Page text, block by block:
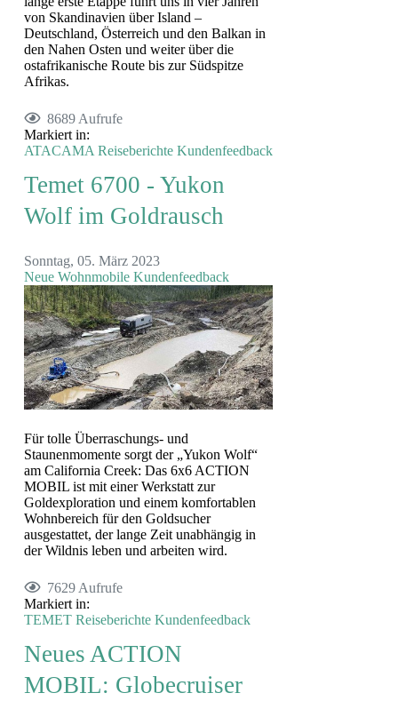
von Skandinavien über Island –
Deutschland, Österreich und den Balkan in
den Nahen Osten und weiter über die
ostafrikanische Route bis zur Südspitze
Afrikas.
8689 Aufrufe
Markiert in:
ATACAMA Reiseberichte Kundenfeedback
Temet 6700 - Yukon
Wolf im Goldrausch
Sonntag, 05. März 2023
Neue Wohnmobile Kundenfeedback
Für tolle Überraschungs- und
Staunenmomente sorgt der „Yukon Wolf“
am California Creek: Das 6x6 ACTION
MOBIL ist mit einer Werkstatt zur
Goldexploration und einem komfortablen
Wohnbereich für den Goldsucher
ausgestattet, der lange Zeit unabhängig in
der Wildnis leben und arbeiten wird.
7629 Aufrufe
Markiert in:
TEMET Reiseberichte Kundenfeedback
Neues ACTION
MOBIL: Globecruiser